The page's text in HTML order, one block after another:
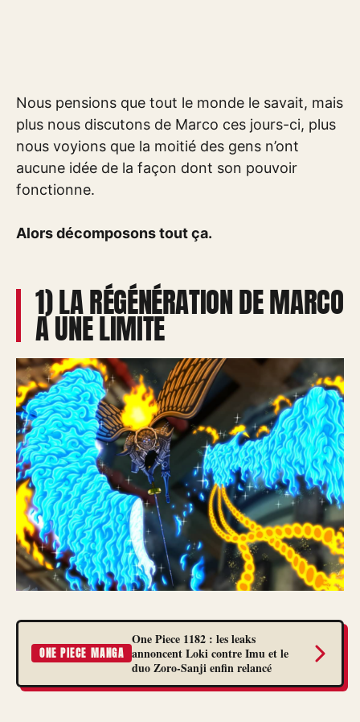
Nous pensions que tout le monde le savait, mais
plus nous discutons de Marco ces jours-ci, plus
nous voyions que la moitié des gens n’ont
aucune idée de la façon dont son pouvoir
fonctionne.
Alors décomposons tout ça.
1) LA RÉGÉNÉRATION DE MARCO
A UNE LIMITE
ONE PIECE MANGA
One Piece 1182 : les leaks
annoncent Loki contre Imu et le
duo Zoro-Sanji enfin relancé